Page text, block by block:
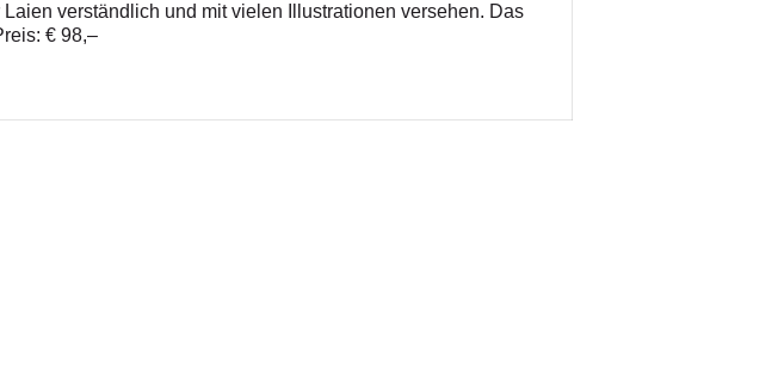
verständlich und mit vielen Illustrationen versehen. Das
€ 98,–